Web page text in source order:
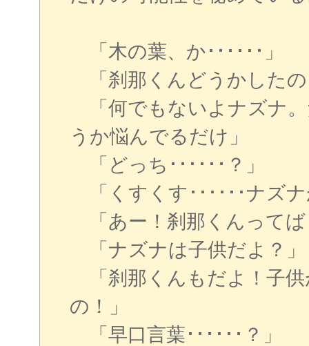
「木の葉、か･･････」
「刹那くんどうかした
「何でもないよナズナ
うか悩んでるだけ」
「どっち･･････？」
「くすくす･･････ナズ
「あー！刹那くんって
「ナズナは子供だよ？」
「刹那くんもだよ！子
の！」
「早口言葉･･････？」